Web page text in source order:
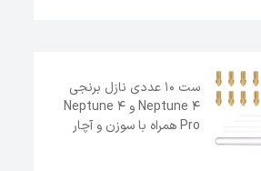
ست 10 عددی نازل برنجی
Neptune 4 و Neptune 4
Pro همراه با سوزن و آچار